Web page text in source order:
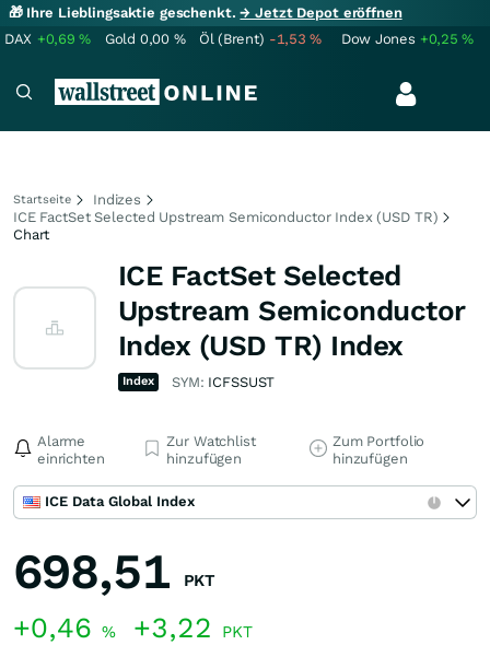
🎁 Ihre Lieblingsaktie geschenkt.→ Jetzt Depot eröffnen
DAX +0,69% Gold 0,00 % Öl (Brent) -1,53% Dow Jones +0,25%
Startseite
Indizes
ICE FactSet Selected Upstream Semiconductor Index (USD TR)
Chart
ICE FactSet Selected
Upstream Semiconductor
Index (USD TR) Index
Index SYM: ICFSSUST
Alarme
einrichten
Zur Watchlist
hinzufügen
Zum Portfolio
hinzufügen
ICE Data Global Index
698,51 PKT
+0,46 % +3,22 PKT